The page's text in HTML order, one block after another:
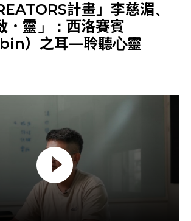
計畫」李慈湄、
．靈」：西洛賽賓
）之耳—聆聽心靈